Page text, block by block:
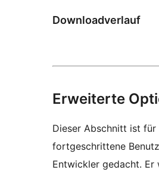
Downloadverlauf
Erweiterte
Dieser Abschnitt ist für
fortgeschrittene
Entwickler gedacht. Er